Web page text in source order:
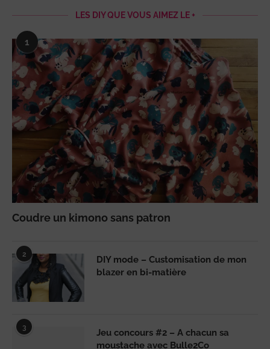
LES DIY QUE VOUS AIMEZ LE +
1
Coudre un kimono sans patron
2
DIY mode – Customisation de mon
blazer en bi-matière
3
Jeu concours #2 – A chacun sa
moustache avec Bulle2Co